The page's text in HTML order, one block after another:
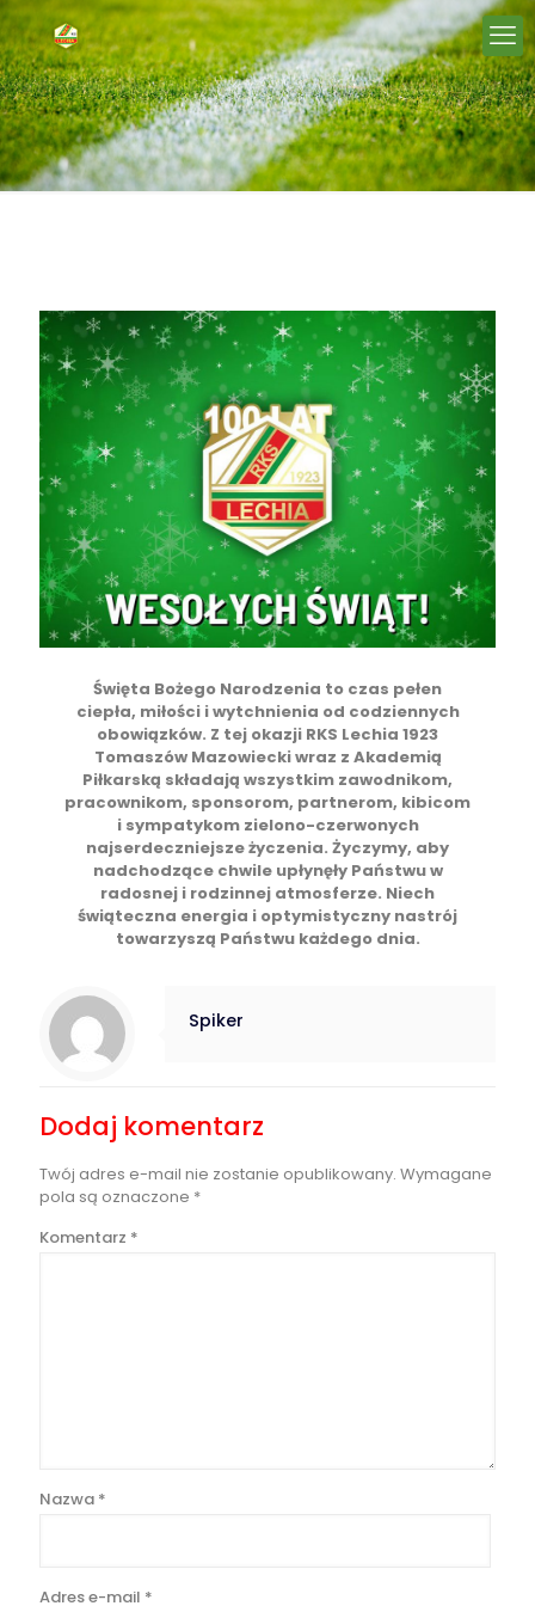
Święta Bożego Narodzenia to czas pełen
ciepła, miłości i wytchnienia od codziennych
obowiązków. Z tej okazji RKS Lechia 1923
Tomaszów Mazowiecki wraz z Akademią
Piłkarską składają wszystkim zawodnikom,
pracownikom, sponsorom, partnerom, kibicom
i sympatykom zielono-czerwonych
najserdeczniejsze życzenia. Życzymy, aby
nadchodzące chwile upłynęły Państwu w
radosnej i rodzinnej atmosferze. Niech
świąteczna energia i optymistyczny nastrój
towarzyszą Państwu każdego dnia.
Spiker
Dodaj komentarz
Twój adres e-mail nie zostanie opublikowany. Wymagane
pola są oznaczone *
Komentarz *
Nazwa *
Adres e-mail *